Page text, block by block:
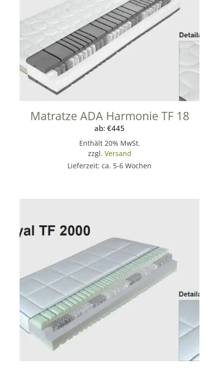
Matratze ADA Harmonie TF 18
ab: €445
Enthält 20% MwSt.
zzgl. Versand
Lieferzeit: ca. 5-6 Wochen